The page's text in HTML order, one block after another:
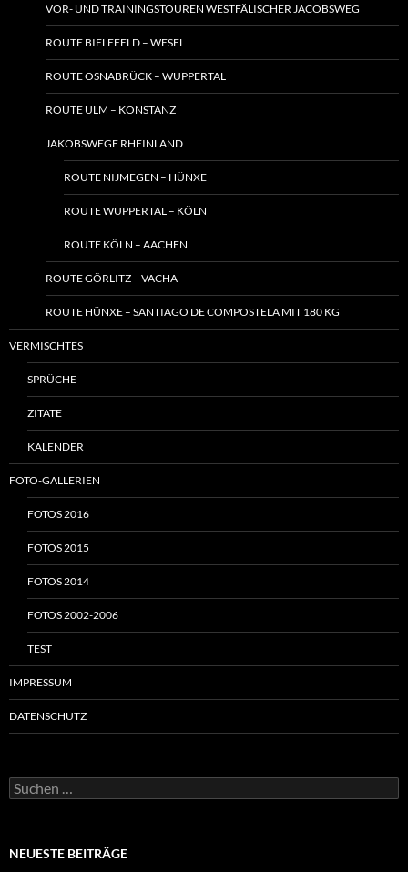
VOR- UND TRAININGSTOUREN WESTFÄLISCHER JACOBSWEG
ROUTE BIELEFELD – WESEL
ROUTE OSNABRÜCK – WUPPERTAL
ROUTE ULM – KONSTANZ
JAKOBSWEGE RHEINLAND
ROUTE NIJMEGEN – HÜNXE
ROUTE WUPPERTAL – KÖLN
ROUTE KÖLN – AACHEN
ROUTE GÖRLITZ – VACHA
ROUTE HÜNXE – SANTIAGO DE COMPOSTELA MIT 180 KG
VERMISCHTES
SPRÜCHE
ZITATE
KALENDER
FOTO-GALLERIEN
FOTOS 2016
FOTOS 2015
FOTOS 2014
FOTOS 2002-2006
TEST
IMPRESSUM
DATENSCHUTZ
Suchen
nach:
NEUESTE BEITRÄGE